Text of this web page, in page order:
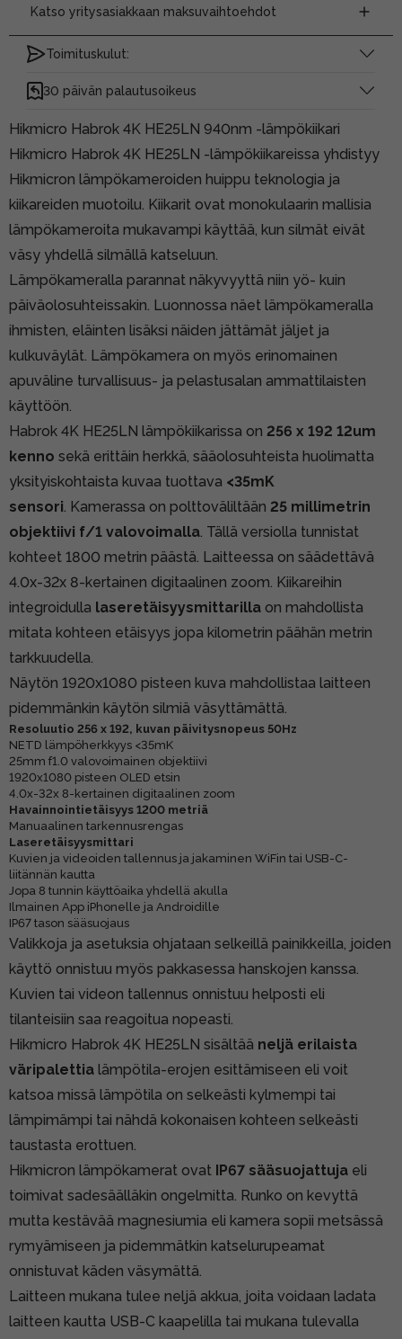
Katso yritysasiakkaan maksuvaihtoehdot
Toimituskulut:
30 päivän palautusoikeus
Hikmicro Habrok 4K HE25LN 940nm -lämpökiikari
Hikmicro Habrok 4K HE25LN -lämpökiikareissa yhdistyy
Hikmicron lämpökameroiden huippu teknologia ja
kiikareiden muotoilu. Kiikarit ovat monokulaarin mallisia
lämpökameroita mukavampi käyttää, kun silmät eivät
väsy yhdellä silmällä katseluun.
Lämpökameralla parannat näkyvyyttä niin yö- kuin
päiväolosuhteissakin. Luonnossa näet lämpökameralla
ihmisten, eläinten lisäksi näiden jättämät jäljet ja
kulkuväylät. Lämpökamera on myös erinomainen
apuväline turvallisuus- ja pelastusalan ammattilaisten
käyttöön.
Habrok 4K HE25LN lämpökiikarissa on 256 x 192 12um
kenno sekä erittäin herkkä, sääolosuhteista huolimatta
yksityiskohtaista kuvaa tuottava <35mK
sensori. Kamerassa on polttoväliltään 25 millimetrin
objektiivi f/1 valovoimalla. Tällä versiolla tunnistat
kohteet 1800 metrin päästä. Laitteessa on säädettävä
4.0x-32x 8-kertainen digitaalinen zoom. Kiikareihin
integroidulla laseretäisyysmittarilla on mahdollista
mitata kohteen etäisyys jopa kilometrin päähän metrin
tarkkuudella.
Näytön 1920x1080 pisteen kuva mahdollistaa laitteen
pidemmänkin käytön silmiä väsyttämättä.
Resoluutio 256 x 192, kuvan päivitysnopeus 50Hz
NETD lämpöherkkyys <35mK
25mm f1.0 valovoimainen objektiivi
1920x1080 pisteen OLED etsin
4.0x-32x 8-kertainen digitaalinen zoom
Havainnointietäisyys 1200 metriä
Manuaalinen tarkennusrengas
Laseretäisyysmittari
Kuvien ja videoiden tallennus ja jakaminen WiFin tai USB-C-
liitännän kautta
Jopa 8 tunnin käyttöaika yhdellä akulla
Ilmainen App iPhonelle ja Androidille
IP67 tason sääsuojaus
Valikkoja ja asetuksia ohjataan selkeillä painikkeilla, joiden
käyttö onnistuu myös pakkasessa hanskojen kanssa.
Kuvien tai videon tallennus onnistuu helposti eli
tilanteisiin saa reagoitua nopeasti.
Hikmicro Habrok 4K HE25LN sisältää neljä erilaista
väripalettia lämpötila-erojen esittämiseen eli voit
katsoa missä lämpötila on selkeästi kylmempi tai
lämpimämpi tai nähdä kokonaisen kohteen selkeästi
taustasta erottuen.
Hikmicron lämpökamerat ovat IP67 sääsuojattuja eli
toimivat sadesäälläkin ongelmitta. Runko on kevyttä
mutta kestävää magnesiumia eli kamera sopii metsässä
rymyämiseen ja pidemmätkin katselurupeamat
onnistuvat käden väsymättä.
Laitteen mukana tulee neljä akkua, joita voidaan ladata
laitteen kautta USB-C kaapelilla tai mukana tulevalla